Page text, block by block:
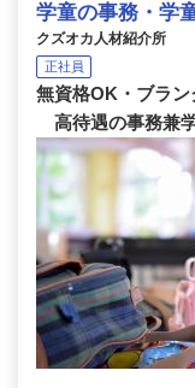
学童の事務・学
クズオカ人材紹介所
正社員
無資格OK・ブラ
高待遇の事務兼